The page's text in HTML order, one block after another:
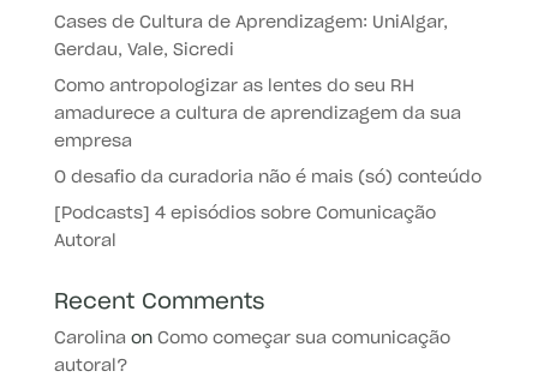
Cases de Cultura de Aprendizagem: UniAlgar,
Gerdau, Vale, Sicredi
Como antropologizar as lentes do seu RH
amadurece a cultura de aprendizagem da sua
empresa
O desafio da curadoria não é mais (só) conteúdo
[Podcasts] 4 episódios sobre Comunicação
Autoral
Recent Comments
Carolina on Como começar sua comunicação
autoral?